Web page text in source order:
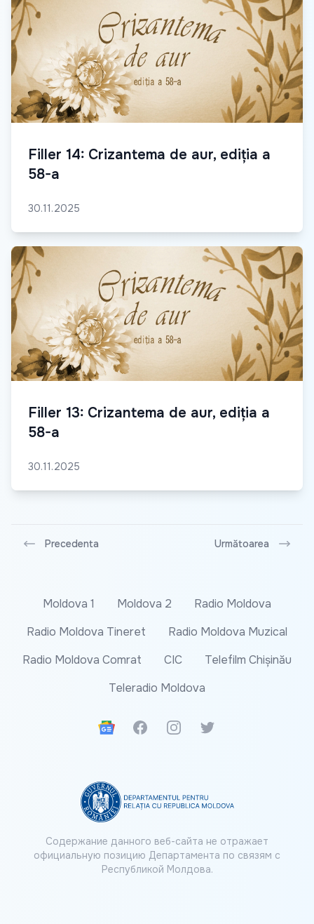
Filler 14: Crizantema de aur, ediția a
58-a
30.11.2025
Filler 13: Crizantema de aur, ediția a
58-a
30.11.2025
Precedenta Următoarea
Moldova 1 Moldova 2
Radio Moldova
Radio Moldova Tineret
Radio Moldova Muzical
Radio Moldova Comrat
CIC
Telefilm Chișinău
Teleradio Moldova
Google News
FacebookInstagramTwitter
Содержание данного веб-сайта не отражает
официальную позицию Департамента по связям с
Республикой Молдова.